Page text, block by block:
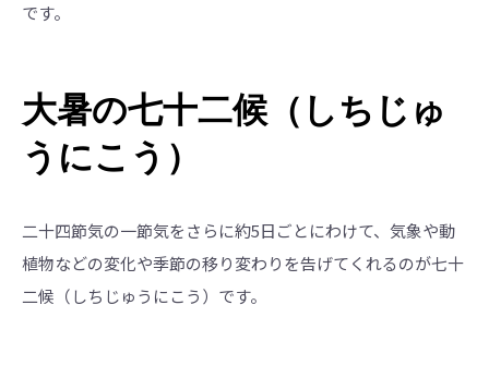
です。
大暑の七十二候（しちじゅ
うにこう）
二十四節気の一節気をさらに約5日ごとにわけて、気象や動
植物などの変化や季節の移り変わりを告げてくれるのが七十
二候（しちじゅうにこう）です。